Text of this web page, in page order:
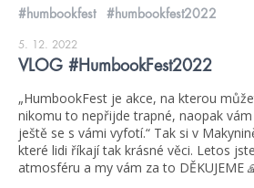
#humbookfest #humbookfest2022
5. 12. 2022
VLOG #HumbookFest2022
„HumbookFest je akce, na kterou
nikomu to nepřijde trapné, naopak
ještě se s vámi vyfotí.“ Tak si v
které lidi říkají tak krásné věci. Letos
atmosféru a my vám za to DĚKUJEME